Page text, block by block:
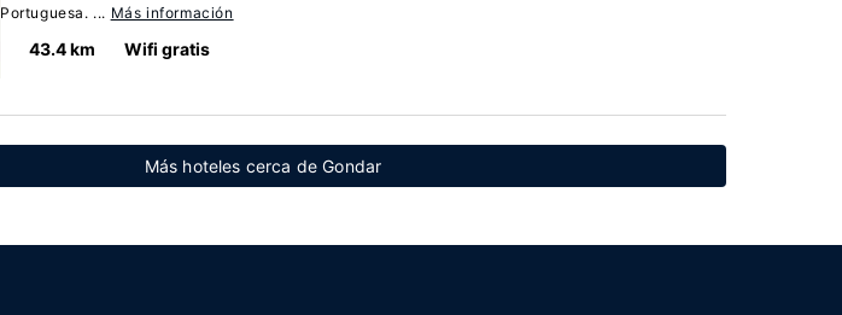
Portuguesa. ... Más información
43.4 km Wifi gratis
Más hoteles cerca de Gondar